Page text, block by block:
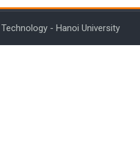
- Hanoi University